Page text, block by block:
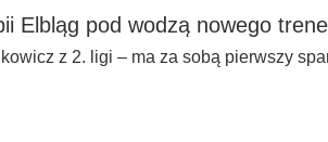
Elbląg pod wodzą nowego
z 2. ligi – ma za sobą pierwszy